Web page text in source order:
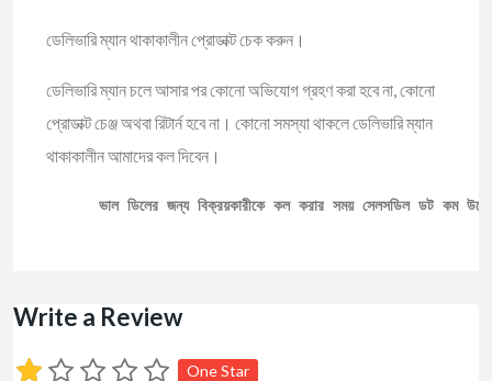
ডেলিভারি ম্যান থাকাকালীন প্রোডাক্ট চেক করুন।
ডেলিভারি ম্যান চলে আসার পর কোনো অভিযোগ গ্রহণ করা হবে না, কোনো
প্রোডাক্ট চেঞ্জ অথবা রিটার্ন হবে না। কোনো সমস্যা থাকলে ডেলিভারি ম্যান
থাকাকালীন আমাদের কল দিবেন।
ভাল ডিলের জন্য বিক্রয়কারীকে কল করার সময় সেলসডিল ডট কম
Write a Review
One Star